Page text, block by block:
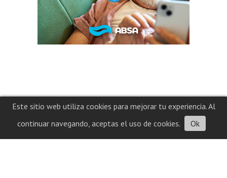
Este sitio web utiliza cookies para mejorar tu experiencia. Al
continuar navegando, aceptas el uso de cookies.
Ok